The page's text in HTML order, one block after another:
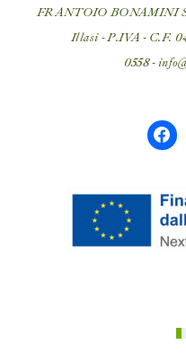
FRANTOIO BONAMINI
Illasi - P.IVA - C.F.
0558-